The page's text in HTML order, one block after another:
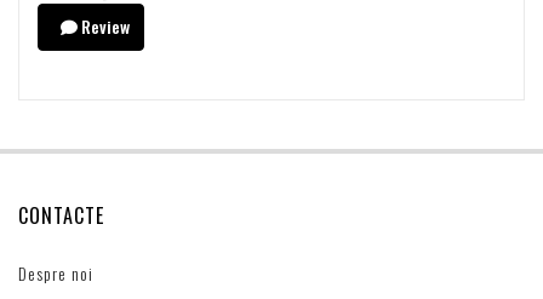
Review
CONTACTE
Despre noi